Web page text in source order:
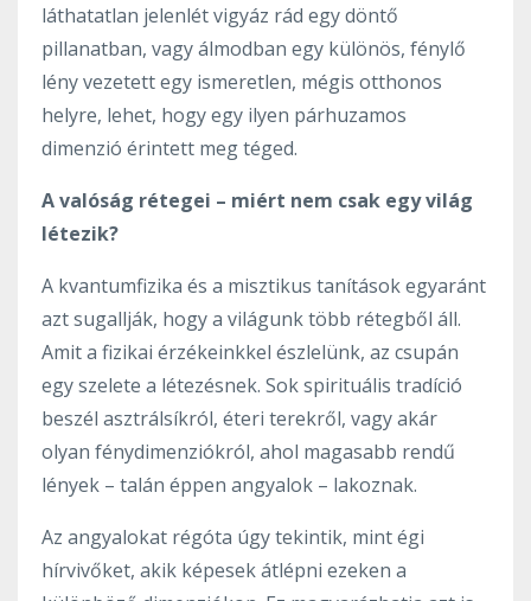
láthatatlan jelenlét vigyáz rád egy döntő
pillanatban, vagy álmodban egy különös, fénylő
lény vezetett egy ismeretlen, mégis otthonos
helyre, lehet, hogy egy ilyen párhuzamos
dimenzió érintett meg téged.
A valóság rétegei – miért nem csak egy világ
létezik?
A kvantumfizika és a misztikus tanítások egyaránt
azt sugallják, hogy a világunk több rétegből áll.
Amit a fizikai érzékeinkkel észlelünk, az csupán
egy szelete a létezésnek. Sok spirituális tradíció
beszél asztrálsíkról, éteri terekről, vagy akár
olyan fénydimenziókról, ahol magasabb rendű
lények – talán éppen angyalok – lakoznak.
Az angyalokat régóta úgy tekintik, mint égi
hírvivőket, akik képesek átlépni ezeken a